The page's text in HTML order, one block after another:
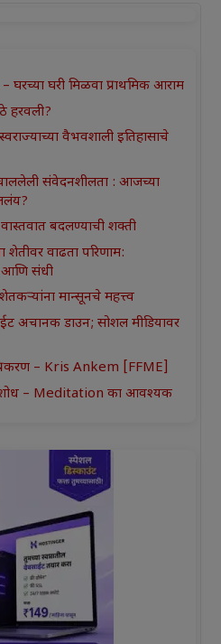
घरच्या घरी मिळवा प्राथमिक आराम
हरवली?
स्वराज्याच्या वैभवशाली इतिहासाचे
चाललेली संवेदनशीलता : आजच्या
बदलण्याची शक्ती
शेतीवर वाढता परिणाम:
आणि संधी
मान्सूनचे महत्त्व
अचानक डाउन; सोशल मीडियावर
– Kris Ankem [FFME]
शोध – Meditation का आवश्यक